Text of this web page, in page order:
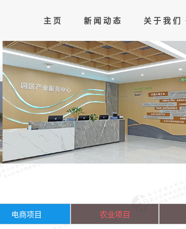
主 页 新 闻 动 态 关 于 我 们
电商项目 农业项目